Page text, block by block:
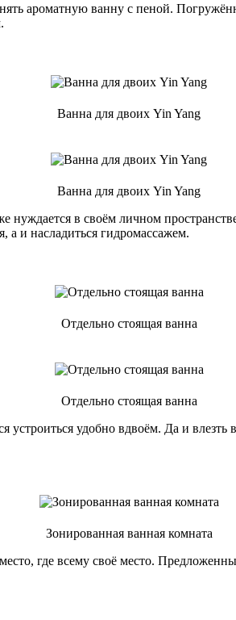
ароматную ванну с пеной.
Ванна для двоих Yin Yang
Ванна для двоих Yin Yang
нуждается в своём личном
а и насладиться гидромассажем.
Отдельно стоящая ванна
Отдельно стоящая ванна
устроиться удобно вдвоём. Да и
Зонированная ванная комната
где всему своё место.